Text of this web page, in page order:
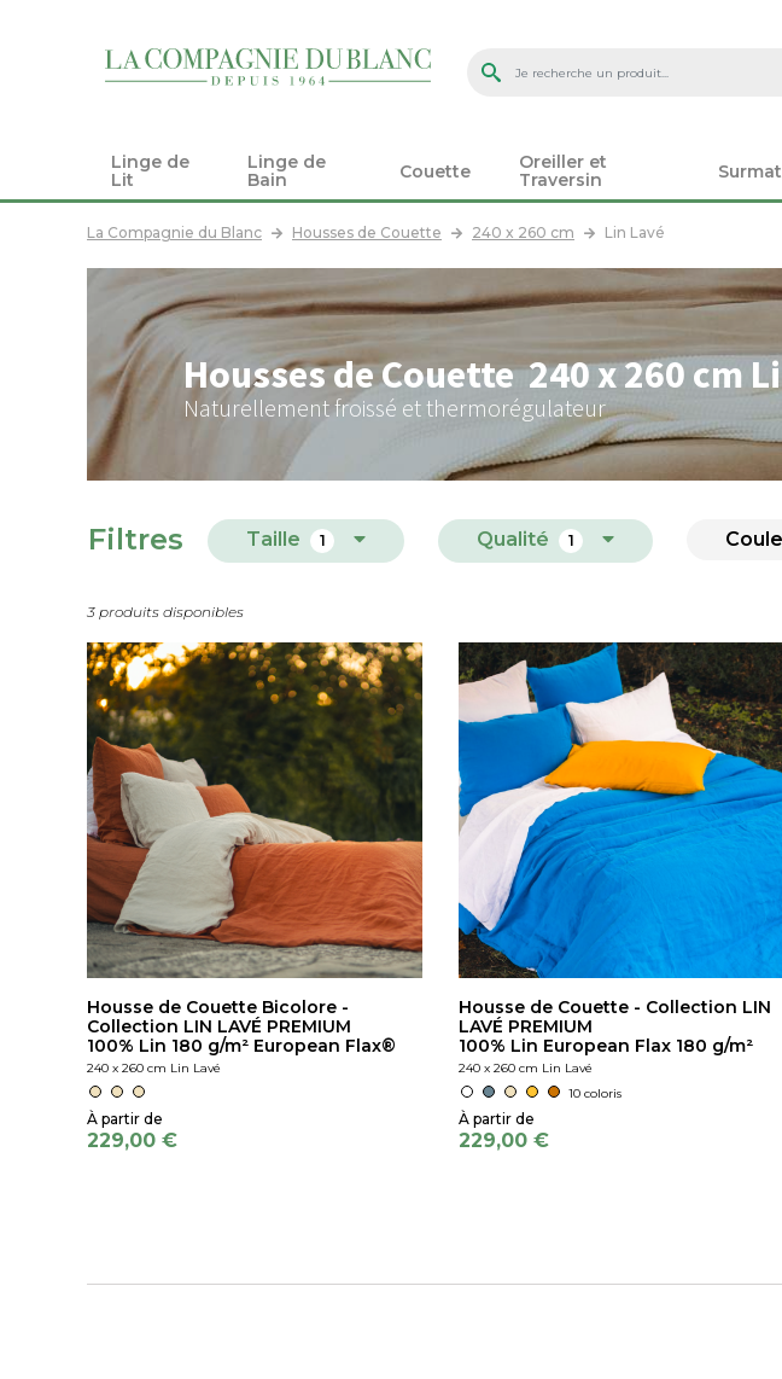
Linge de
Lit
Linge de
Bain
Couette
Oreiller et
Traversin
La Compagnie du Blanc Housses de Couette 240 x 260 cm Lin Lavé
Housses de Couette 240 x 260 cm
Naturellement froissé et thermorégulateur
Filtres Taille 1 Qualité 1
3 produits disponibles
Housse de Couette Bicolore -
Collection LIN LAVÉ PREMIUM
100% Lin 180 g/m² European Flax®
240 x 260 cm Lin Lavé
229,00 €
Housse de Couette - Collection LIN
LAVÉ PREMIUM
100% Lin European Flax 180 g/m²
240 x 260 cm Lin Lavé
10 coloris
229,00 €